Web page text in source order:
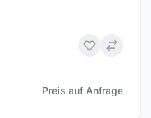
Preis auf Anfrage